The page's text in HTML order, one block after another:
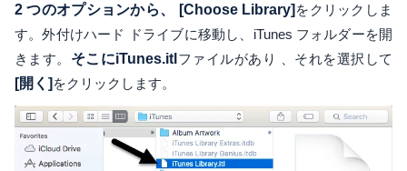
2 つのオプションから、 [Choose Library] をクリックしま
す。外付けハード ドライブに移動し、iTunes フォルダーを開
きます。 そこにiTunes.itl ファイルがあり 、それを選択して
[開く] をクリックします。